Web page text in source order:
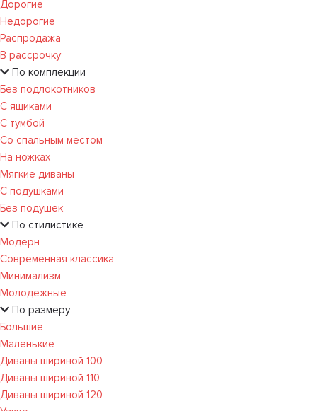
Дорогие
Недорогие
Распродажа
В рассрочку
По комплекции
Без подлокотников
С ящиками
С тумбой
Со спальным местом
На ножках
Мягкие диваны
С подушками
Без подушек
По стилистике
Модерн
Современная классика
Минимализм
Молодежные
По размеру
Большие
Маленькие
Диваны шириной 100
Диваны шириной 110
Диваны шириной 120